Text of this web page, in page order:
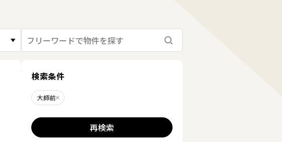
検索する
検索条件
大師前削除する
再検索